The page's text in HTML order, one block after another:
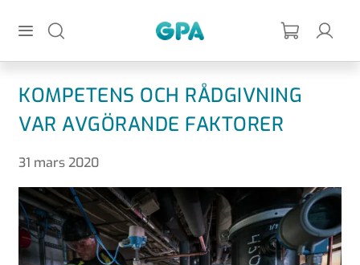
KOMPETENS OCH RÅDGIVNING
VAR AVGÖRANDE FAKTORER
31 mars 2020